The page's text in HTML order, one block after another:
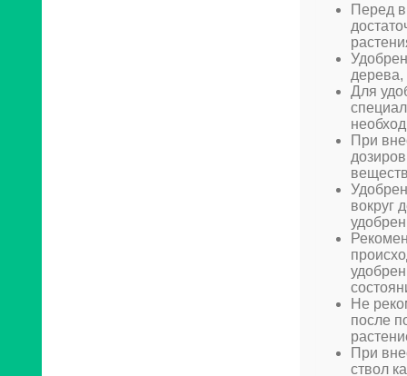
Перед
дерева,
Для
При
вокруг
Не
после
При
ствол